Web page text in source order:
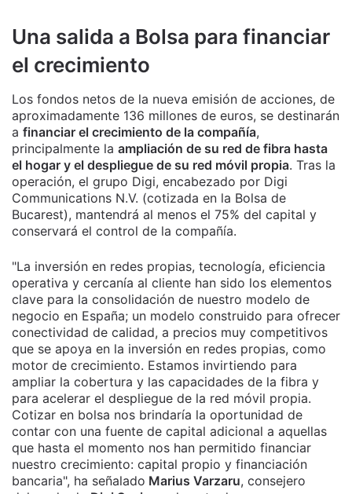
Una salida a Bolsa para financiar
el crecimiento
Los fondos netos de la nueva emisión de acciones, de
aproximadamente 136 millones de euros, se destinarán
a financiar el crecimiento de la compañía,
principalmente la ampliación de su red de fibra hasta
el hogar y el despliegue de su red móvil propia. Tras la
operación, el grupo Digi, encabezado por Digi
Communications N.V. (cotizada en la Bolsa de
Bucarest), mantendrá al menos el 75% del capital y
conservará el control de la compañía.
"La inversión en redes propias, tecnología, eficiencia
operativa y cercanía al cliente han sido los elementos
clave para la consolidación de nuestro modelo de
negocio en España; un modelo construido para ofrecer
conectividad de calidad, a precios muy competitivos
que se apoya en la inversión en redes propias, como
motor de crecimiento. Estamos invirtiendo para
ampliar la cobertura y las capacidades de la fibra y
para acelerar el despliegue de la red móvil propia.
Cotizar en bolsa nos brindaría la oportunidad de
contar con una fuente de capital adicional a aquellas
que hasta el momento nos han permitido financiar
nuestro crecimiento: capital propio y financiación
bancaria", ha señalado Marius Varzaru, consejero